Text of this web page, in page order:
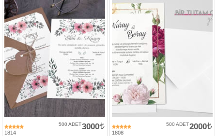
1814
3000
500 ADET
1808
2000
500 ADET